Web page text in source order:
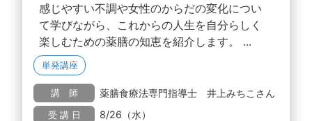
感じやすい不調や女性のからだの変化につい
て学びながら、これからの人生を自分らしく
楽しむための薬膳の知恵を紹介します。 ...
単発講座
講 師 薬膳食療法専門指導士 井上みちこさん
受 講 日 8/26（水）